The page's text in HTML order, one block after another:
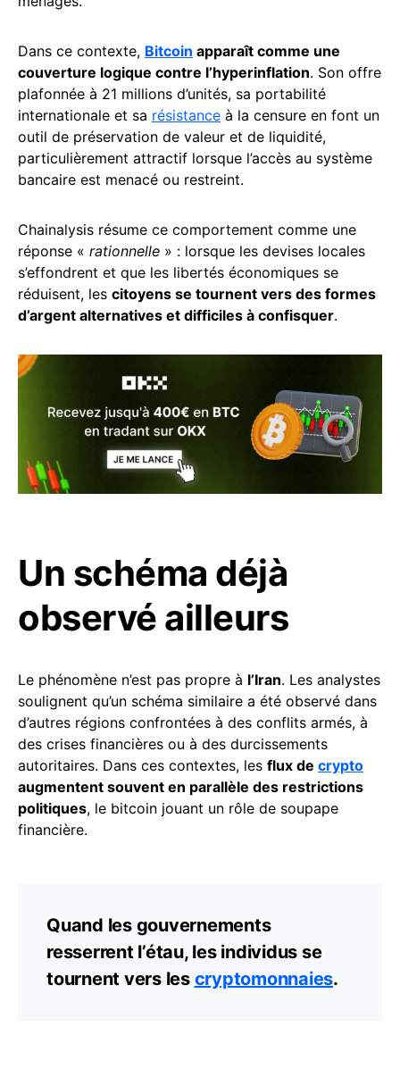
Dans ce contexte, Bitcoin apparaît comme une
couverture logique contre l’hyperinflation. Son offre
plafonnée à 21 millions d’unités, sa portabilité
internationale et sa résistance à la censure en font un
outil de préservation de valeur et de liquidité,
particulièrement attractif lorsque l’accès au système
bancaire est menacé ou restreint.
Chainalysis résume ce comportement comme une
réponse « rationnelle » : lorsque les devises locales
s’effondrent et que les libertés économiques se
réduisent, les citoyens se tournent vers des formes
d’argent alternatives et difficiles à confisquer.
Un schéma déjà
observé ailleurs
Le phénomène n’est pas propre à l’Iran. Les analystes
soulignent qu’un schéma similaire a été observé dans
d’autres régions confrontées à des conflits armés, à
des crises financières ou à des durcissements
autoritaires. Dans ces contextes, les flux de crypto
augmentent souvent en parallèle des restrictions
politiques, le bitcoin jouant un rôle de soupape
financière.
Quand les gouvernements
resserrent l’étau, les individus se
tournent vers les cryptomonnaies.